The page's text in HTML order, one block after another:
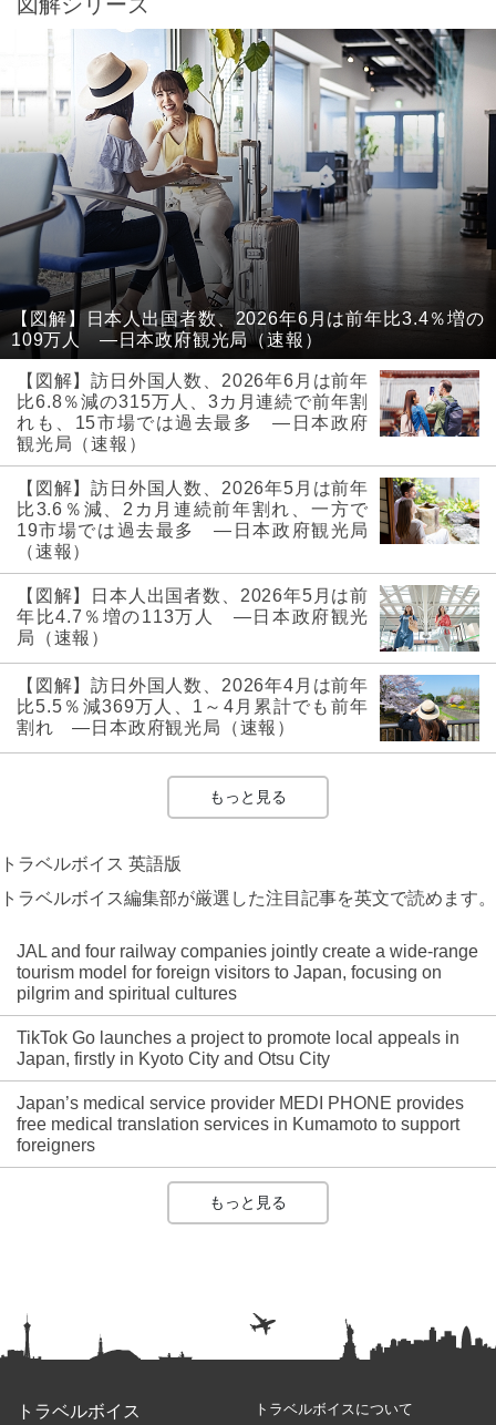
【図解】日本人出国者数、2026年6月は前年比3.4％増の
109万人 ―日本政府観光局（速報）
【図解】訪日外国人数、2026年6月は前年
比6.8％減の315万人、3カ月連続で前年割
れも、15市場では過去最多 ―日本政府
観光局（速報）
【図解】訪日外国人数、2026年5月は前年
比3.6％減、2カ月連続前年割れ、一方で
19市場では過去最多 ―日本政府観光局
（速報）
【図解】日本人出国者数、2026年5月は前
年比4.7％増の113万人 ―日本政府観光
局（速報）
【図解】訪日外国人数、2026年4月は前年
比5.5％減369万人、1～4月累計でも前年
割れ ―日本政府観光局（速報）
もっと見る
トラベルボイス 英語版
トラベルボイス編集部が厳選した注目記事を英文で読めます。
JAL and four railway companies jointly create a wide-range
tourism model for foreign visitors to Japan, focusing on
pilgrim and spiritual cultures
TikTok Go launches a project to promote local appeals in
Japan, firstly in Kyoto City and Otsu City
Japan’s medical service provider MEDI PHONE provides
free medical translation services in Kumamoto to support
foreigners
もっと見る
トラベルボイス トラベルボイスについて